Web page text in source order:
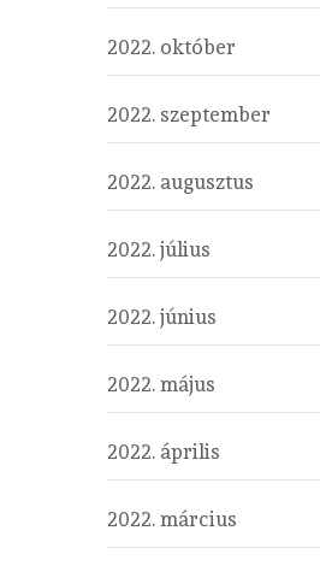
2022. október
2022. szeptember
2022. augusztus
2022. július
2022. június
2022. május
2022. április
2022. március